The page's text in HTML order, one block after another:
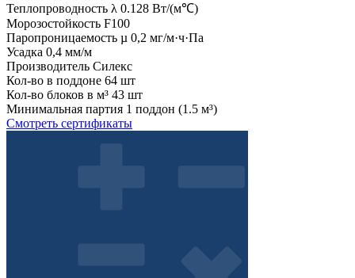
Теплопроводность λ 0.128 Вт/(м℃)
Морозостойкость F100
Паропроницаемость µ 0,2 мг/м·ч·Па
Усадка 0,4 мм/м
Производитель Силекс
Кол-во в поддоне 64 шт
Кол-во блоков в м³ 43 шт
Минимальная партия 1 поддон (1.5 м³)
Смотреть сертификаты